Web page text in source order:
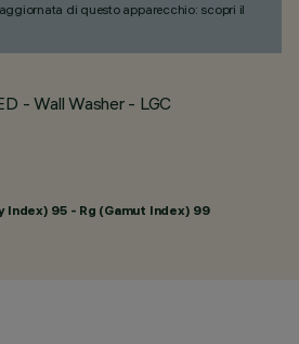
di questo apparecchio: scopri il
- Wall Washer - LGC
95 - Rg (Gamut Index) 99